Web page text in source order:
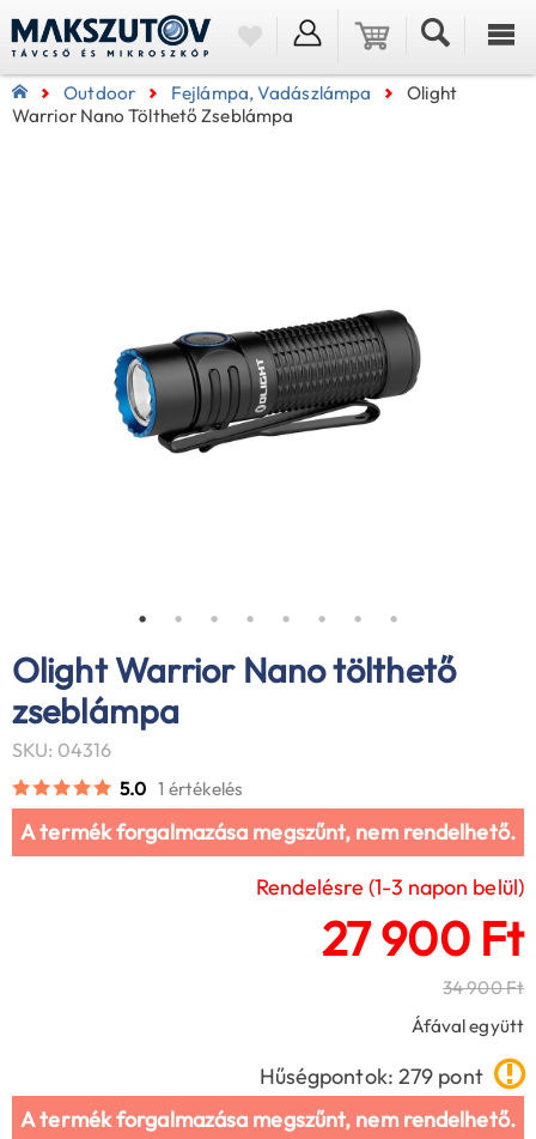
Outdoor Fejlámpa, Vadászlámpa
Olight
Warrior Nano Tölthető Zseblámpa
Olight Warrior Nano tölthető
zseblámpa
SKU: 04316
5.0 1 értékelés
A termék forgalmazása megszűnt, nem rendelhető.
Rendelésre (1-3 napon belül)
27 900 Ft
34 900 Ft
Áfával együtt
Hűségpontok: 279 pont
A termék forgalmazása megszűnt, nem rendelhető.